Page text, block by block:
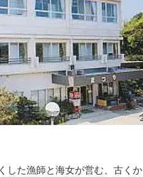
した漁師と海女が営む、古くか